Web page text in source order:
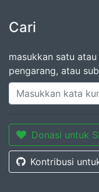
Cari
masukkan satu
pengarang, atau
Donasi untuk
Kontribusi